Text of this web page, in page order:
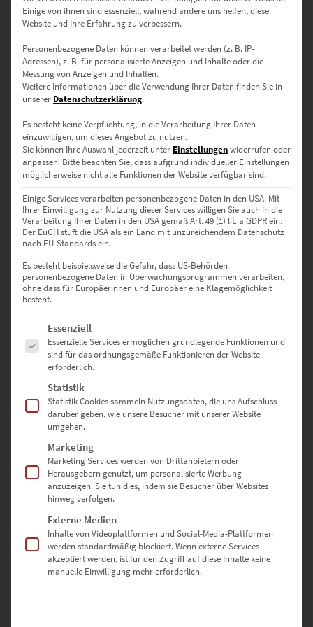
EZ01092 Bonn At the Speed of Light Vol II
€24,90 – €1.099,00
zzgl.Versand
Lieferzeit: ca. 10 Werktage
Dieses Produkt weist mehrere Varianten auf. Die Optionen können auf der Produktseite gewählt werden
EZ01091 Post Tower at the Speed of Light Vol II
€24,90 –€1.099,00
Enthält 19% Mwst.
Dieses Produkt weist mehrere Varianten auf. Die Optionen können auf der Produktseite gewählt werden
Einige von ihnen sind essenziell, während andere uns helfen, diese
Website und Ihre Erfahrung zu verbessern.
Personenbezogene Daten können verarbeitet werden (z. B. IP-
Adressen), z. B. für personalisierte Anzeigen und Inhalte oder die
Messung von Anzeigen und Inhalten.
Weitere Informationen über die Verwendung Ihrer Daten finden Sie in
unserer Datenschutzerklärung.
Es besteht keine Verpflichtung, in die Verarbeitung Ihrer Daten
einzuwilligen, um dieses Angebot zu nutzen.
Sie können Ihre Auswahl jederzeit unter Einstellungenwiderrufen oder
anpassen. Bitte beachten Sie, dass aufgrund individueller Einstellungen
möglicherweise nicht alle Funktionen der Website verfügbar sind.
Einige Services verarbeiten personenbezogene Daten in den USA. Mit
Ihrer Einwilligung zur Nutzung dieser Services willigen Sie auch in die
Verarbeitung Ihrer Daten in den USA gemäß Art. 49 (1) lit. a GDPR ein.
Der EuGH stuft die USA als ein Land mit unzureichendem Datenschutz
nach EU-Standards ein.
Es besteht beispielsweise die Gefahr, dass US-Behörden
personenbezogene Daten in Überwachungsprogrammen verarbeiten,
ohne dass für Europäerinnen und Europäer eine Klagemöglichkeit
besteht.
Es folgt eine Liste der Service-Gruppen, für die eine Einwilligung
Essenziell
Essenzielle Services ermöglichen grundlegende Funktionen und
sind für das ordnungsgemäße Funktionieren der Website
erforderlich.
Statistik
Statistik-Cookies sammeln Nutzungsdaten, die uns Aufschluss
darüber geben, wie unsere Besucher mit unserer Website
umgehen.
Marketing
Marketing Services werden von Drittanbietern oder
Herausgebern genutzt, um personalisierte Werbung
anzuzeigen. Sie tun dies, indem sie Besucher über Websites
hinweg verfolgen.
Externe Medien
Inhalte von Videoplattformen und Social-Media-Plattformen
werden standardmäßig blockiert. Wenn externe Services
akzeptiert werden, ist für den Zugriff auf diese Inhalte keine
manuelle Einwilligung mehr erforderlich.